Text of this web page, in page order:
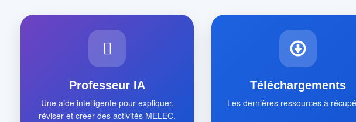
Professeur IA
Une aide intelligente pour expliquer,
réviser et créer des activités MELEC.
Téléchargements
Les dernières ressources à